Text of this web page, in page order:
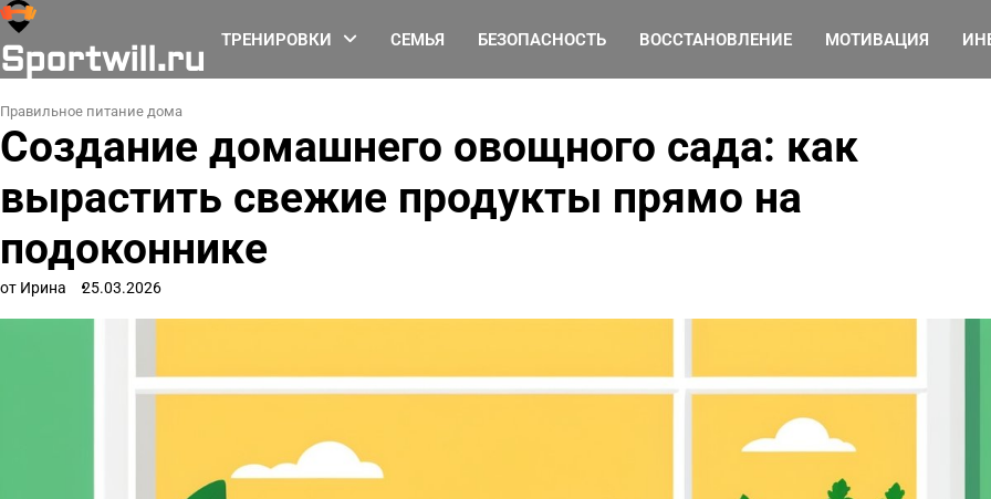
Перейти
содержимому
Sportwill.ru ТРЕНИРОВКИ СЕМЬЯ БЕЗОПАСНОСТЬ ВОССТАНОВЛЕНИЕ МОТИВАЦИЯ
Правильное питание дома
Создание домашнего овощного сада: как
вырастить свежие продукты прямо на
подоконнике
от Ирина 25.03.2026
минимальные
бюджетные аксессуары